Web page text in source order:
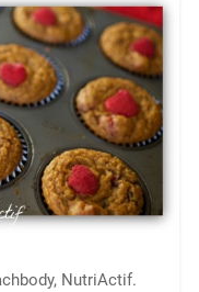
NutriActif.